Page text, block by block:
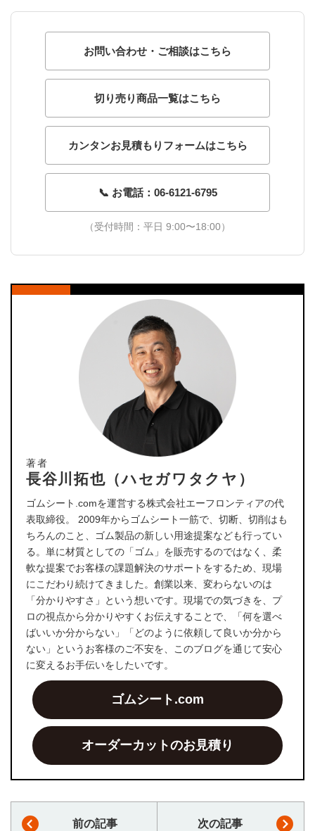
お問い合わせ・ご相談はこちら
切り売り商品一覧はこちら
カンタンお見積もりフォームはこちら
📞 お電話：06-6121-6795
（受付時間：平日 9:00〜18:00）
著者
長谷川拓也（ハセガワタクヤ）
ゴムシート.comを運営する株式会社エーフロンティアの代
表取締役。 2009年からゴムシート一筋で、切断、切削はも
ちろんのこと、ゴム製品の新しい用途提案なども行ってい
る。単に材質としての「ゴム」を販売するのではなく、柔
軟な提案でお客様の課題解決のサポートをするため、現場
にこだわり続けてきました。創業以来、変わらないのは
「分かりやすさ」という想いです。現場での気づきを、プ
ロの視点から分かりやすくお伝えすることで、「何を選べ
ばいいか分からない」「どのように依頼して良いか分から
ない」というお客様のご不安を、このブログを通じて安心
に変えるお手伝いをしたいです。
ゴムシート.com
オーダーカットのお見積り
前の記事 次の記事